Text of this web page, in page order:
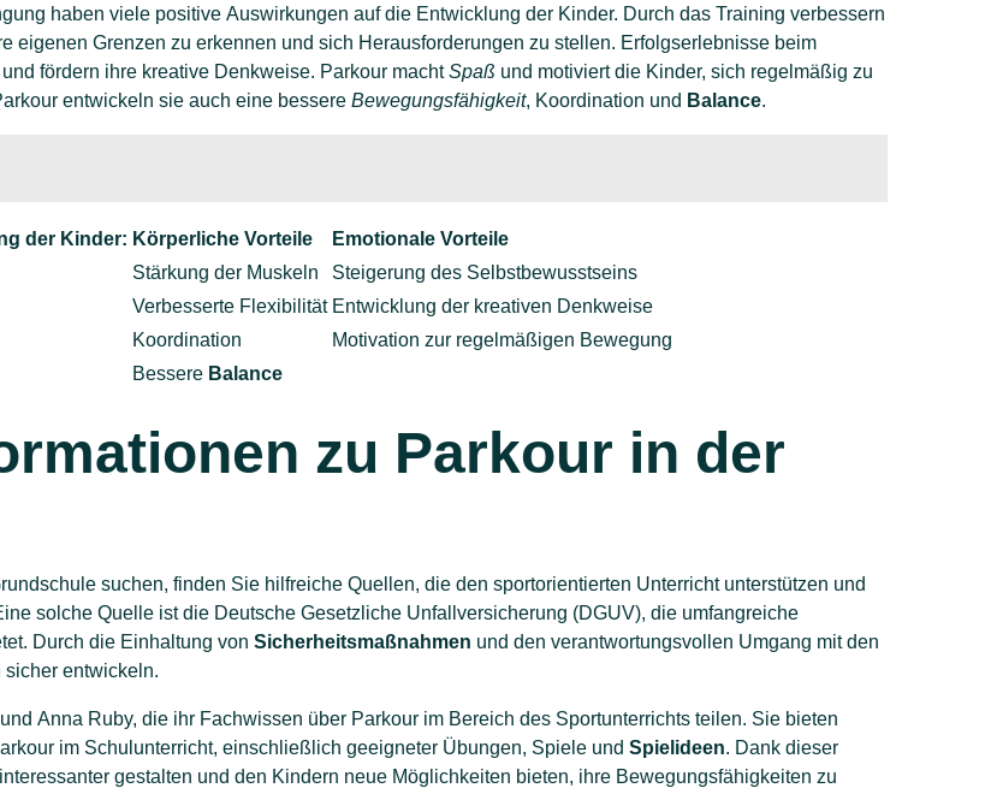
haben viele positive Auswirkungen auf die Entwicklung der Kinder. Durch das Training verbessern
eigenen Grenzen zu erkennen und sich Herausforderungen zu stellen. Erfolgserlebnisse beim
und fördern ihre kreative Denkweise. Parkour machtSpaß und motiviert die Kinder, sich regelmäßig zu
entwickeln sie auch eine bessere Bewegungsfähigkeit, Koordination und Balance.
der Kinder: Körperliche Vorteile
Emotionale Vorteile
Stärkung der Muskeln
Steigerung des Selbstbewusstseins
Verbesserte Flexibilität Entwicklung der kreativen Denkweise
Koordination
Motivation zur regelmäßigen Bewegung
Bessere Balance
zu Parkour in der
suchen, finden Sie hilfreiche Quellen, die den sportorientierten Unterricht unterstützen und
solche Quelle ist die Deutsche Gesetzliche Unfallversicherung (DGUV), die umfangreiche
Durch die Einhaltung von Sicherheitsmaßnahmen und den verantwortungsvollen Umgang mit den
entwickeln.
Anna Ruby, die ihr Fachwissen über Parkour im Bereich des Sportunterrichts teilen. Sie bieten
im Schulunterricht, einschließlich geeigneter Übungen, Spiele und Spielideen. Dank dieser
gestalten und den Kindern neue Möglichkeiten bieten, ihre Bewegungsfähigkeiten zu